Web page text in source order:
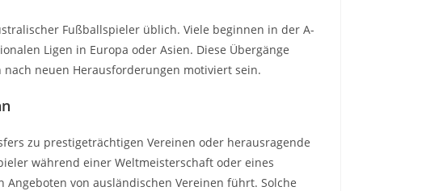
Fußballspieler üblich. Viele beginnen in der A-
Ligen in Europa oder Asien. Diese Übergänge
neuen Herausforderungen motiviert sein.
zu prestigeträchtigen Vereinen oder herausragende
während einer Weltmeisterschaft oder eines
von ausländischen Vereinen führt. Solche